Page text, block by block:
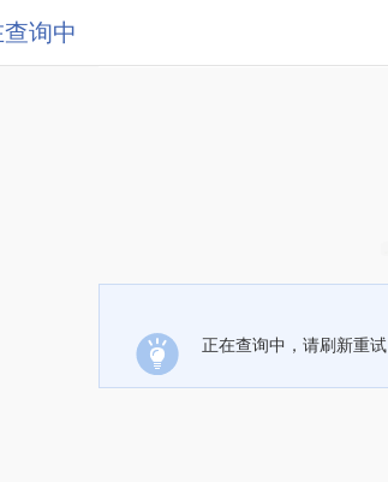
询中
正在查询中，请刷新重试